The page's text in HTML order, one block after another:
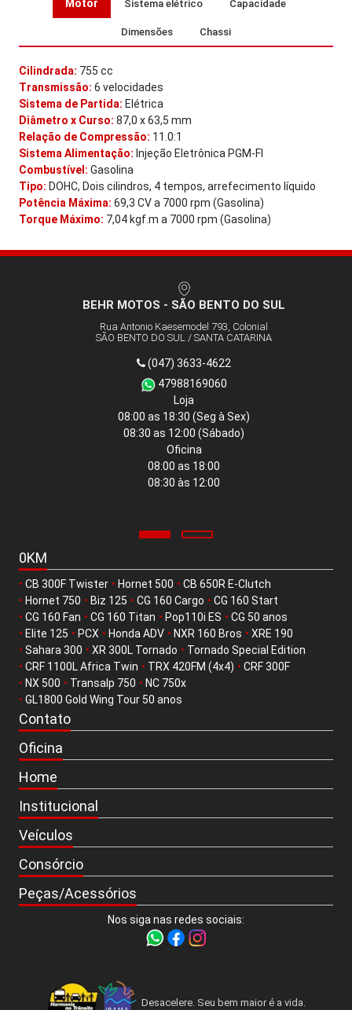
Motor Sistema elétrico Capacidade
Dimensões Chassi
Cilindrada: 755 cc
Transmissão: 6 velocidades
Sistema de Partida: Elétrica
Diâmetro x Curso: 87,0 x 63,5 mm
Relação de Compressão: 11.0:1
Sistema Alimentação: Injeção Eletrônica PGM-FI
Combustível: Gasolina
Tipo: DOHC, Dois cilindros, 4 tempos, arrefecimento líquido
Potência Máxima: 69,3 CV a 7000 rpm (Gasolina)
Torque Máximo: 7,04 kgf.m a 7000 rpm (Gasolina)
- SÃO BENTO DO SUL
Kaesemodel 793, Colonial
DO SUL / SANTA CATARINA
BEHR
0KM
• CB 300F Twister • Hornet 500 • CB 650R E-Clutch
• Hornet 750 • Biz 125 • CG 160 Cargo • CG 160 Start
• CG 160 Fan • CG 160 Titan • Pop110i ES • CG 50 anos
• Elite 125 • PCX • Honda ADV • NXR 160 Bros • XRE 190
• Sahara 300 • XR 300L Tornado • Tornado Special Edition
• CRF 1100L Africa Twin • TRX 420FM (4x4) • CRF 300F
• NX 500 • Transalp 750 • NC 750x
• GL1800 Gold Wing Tour 50 anos
Contato
Oficina
Home
Institucional
Veículos
Consórcio
Peças/Acessórios
Nos siga nas redes sociais:
Desacelere. Seu bem maior é a vida.